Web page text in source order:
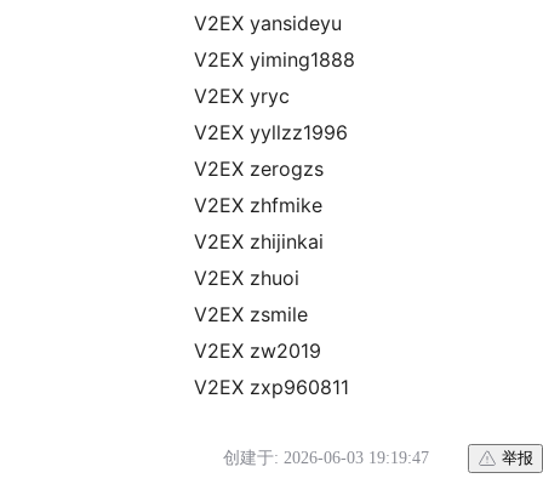
V2EX yansideyu
V2EX yiming1888
V2EX yryc
V2EX yyllzz1996
V2EX zerogzs
V2EX zhfmike
V2EX zhijinkai
V2EX zhuoi
V2EX zsmile
V2EX zw2019
V2EX zxp960811
创建于: 2026-06-03 19:19:47 举报